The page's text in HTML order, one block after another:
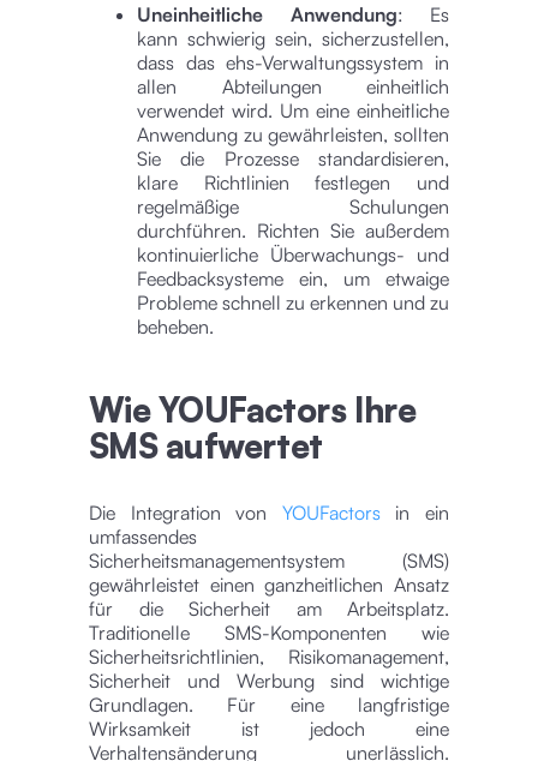
Uneinheitliche Anwendung: Es
kann schwierig sein, sicherzustellen,
dass das ehs-Verwaltungssystem in
allen Abteilungen einheitlich
verwendet wird. Um eine einheitliche
Anwendung zu gewährleisten, sollten
Sie die Prozesse standardisieren,
klare Richtlinien festlegen und
regelmäßige Schulungen
durchführen. Richten Sie außerdem
kontinuierliche Überwachungs- und
Feedbacksysteme ein, um etwaige
Probleme schnell zu erkennen und zu
beheben.
Wie YOUFactors Ihre
SMS aufwertet
Die Integration von YOUFactorsin ein
umfassendes
Sicherheitsmanagementsystem (SMS)
gewährleistet einen ganzheitlichen Ansatz
für die Sicherheit am Arbeitsplatz.
Traditionelle SMS-Komponenten wie
Sicherheitsrichtlinien, Risikomanagement,
Sicherheit und Werbung sind wichtige
Grundlagen. Für eine langfristige
Wirksamkeit ist jedoch eine
Verhaltensänderung unerlässlich.